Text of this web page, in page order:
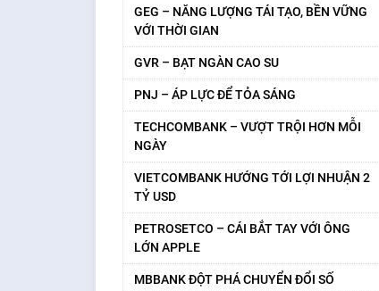
GEG – NĂNG LƯỢNG TÁI TẠO, BỀN VỮNG
VỚI THỜI GIAN
GVR – BẠT NGÀN CAO SU
PNJ – ÁP LỰC ĐỂ TỎA SÁNG
TECHCOMBANK – VƯỢT TRỘI HƠN MỖI
NGÀY
VIETCOMBANK HƯỚNG TỚI LỢI NHUẬN 2
TỶ USD
PETROSETCO – CÁI BẮT TAY VỚI ÔNG
LỚN APPLE
MBBANK ĐỘT PHÁ CHUYỂN ĐỔI SỐ